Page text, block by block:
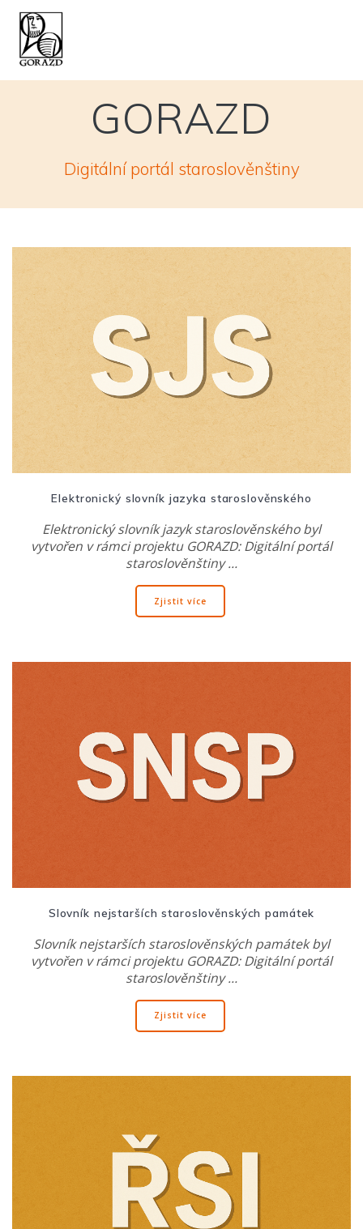
GORAZD
Digitální portál staroslověnštiny
Elektronický slovník jazyka staroslověnského
Elektronický slovník jazyk staroslověnského byl
vytvořen v rámci projektu GORAZD: Digitální portál
staroslověnštiny …
Zjistit více
Slovník nejstarších staroslověnských památek
Slovník nejstarších staroslověnských památek byl
vytvořen v rámci projektu GORAZD: Digitální portál
staroslověnštiny …
Zjistit více